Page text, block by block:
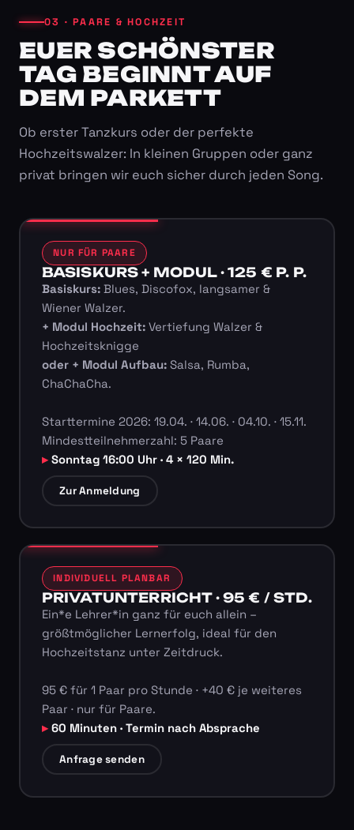
03 · PAARE & HOCHZEIT
EUER SCHÖNSTER
TAG BEGINNT AUF
DEM PARKETT
Ob erster Tanzkurs oder der perfekte
Hochzeitswalzer: In kleinen Gruppen oder ganz
privat bringen wir euch sicher durch jeden Song.
NUR FÜR PAARE
BASISKURS + MODUL · 125 € P. P.
Basiskurs:Blues, Discofox, langsamer &
Wiener Walzer.
+ Modul Hochzeit:Vertiefung Walzer &
Hochzeitsknigge
oder + Modul Aufbau:Salsa, Rumba,
ChaChaCha.
Starttermine 2026: 19.04. · 14.06. · 04.10. · 15.11.
Mindestteilnehmerzahl: 5 Paare
Sonntag 16:00 Uhr · 4 × 120 Min.
Zur Anmeldung
INDIVIDUELL PLANBAR
PRIVATUNTERRICHT · 95 € / STD.
Ein*e Lehrer*in ganz für euch allein –
größtmöglicher Lernerfolg, ideal für den
Hochzeitstanz unter Zeitdruck.
95 € für 1 Paar pro Stunde · +40 € je weiteres
Paar · nur für Paare.
60 Minuten · Termin nach Absprache
Anfrage senden